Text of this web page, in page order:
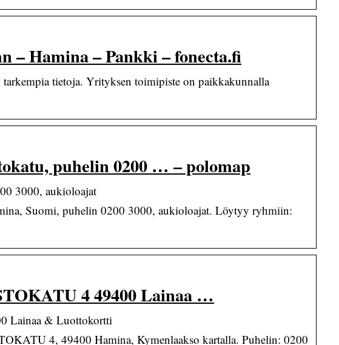
– Hamina – Pankki – fonecta.fi
tietoja. Yrityksen toimipiste on paikkakunnalla
puhelin 0200 … – polomap
3000, aukioloajat
Suomi, puhelin 0200 3000, aukioloajat. Löytyy ryhmiin:
4 49400 Lainaa …
Lainaa & Luottokortti
4, 49400 Hamina, Kymenlaakso kartalla. Puhelin: 0200